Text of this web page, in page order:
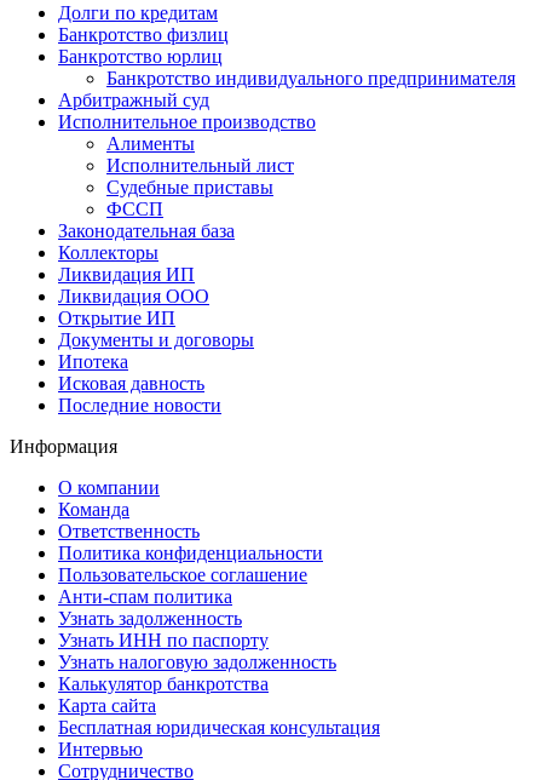
Долги по кредитам
Банкротство физлиц
Банкротство юрлиц
Банкротство индивидуального предпринимателя
Арбитражный суд
Исполнительное производство
Алименты
Исполнительный лист
Судебные приставы
ФССП
Законодательная база
Коллекторы
Ликвидация ИП
Ликвидация ООО
Открытие ИП
Документы и договоры
Ипотека
Исковая давность
Последние новости
Информация
О компании
Команда
Ответственность
Политика конфиденциальности
Пользовательское соглашение
Анти-спам политика
Узнать задолженность
Узнать ИНН по паспорту
Узнать налоговую задолженность
Калькулятор банкротства
Карта сайта
Бесплатная юридическая консультация
Интервью
Сотрудничество